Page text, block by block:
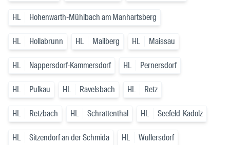
HL Hohenwarth-Mühlbach am Manhartsberg
HL Hollabrunn HL Mailberg HL Maissau
HL Nappersdorf-Kammersdorf HL Pernersdorf
HL Pulkau HL Ravelsbach HL Retz
HL Retzbach HL Schrattenthal HL Seefeld-Kadolz
HL Sitzendorf an der Schmida HL Wullersdorf